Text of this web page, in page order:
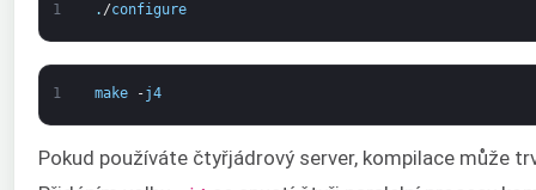
1 . /configure
1 make -j4
Pokud používáte čtyřjádrový server, kompilace může